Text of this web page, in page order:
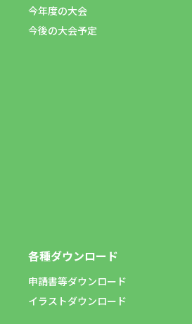
今年度の大会
今後の大会予定
各種ダウンロード
申請書等ダウンロード
イラストダウンロード